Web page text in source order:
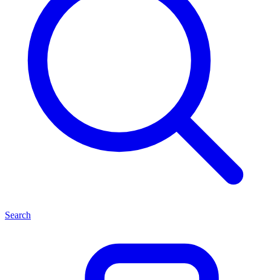
Search